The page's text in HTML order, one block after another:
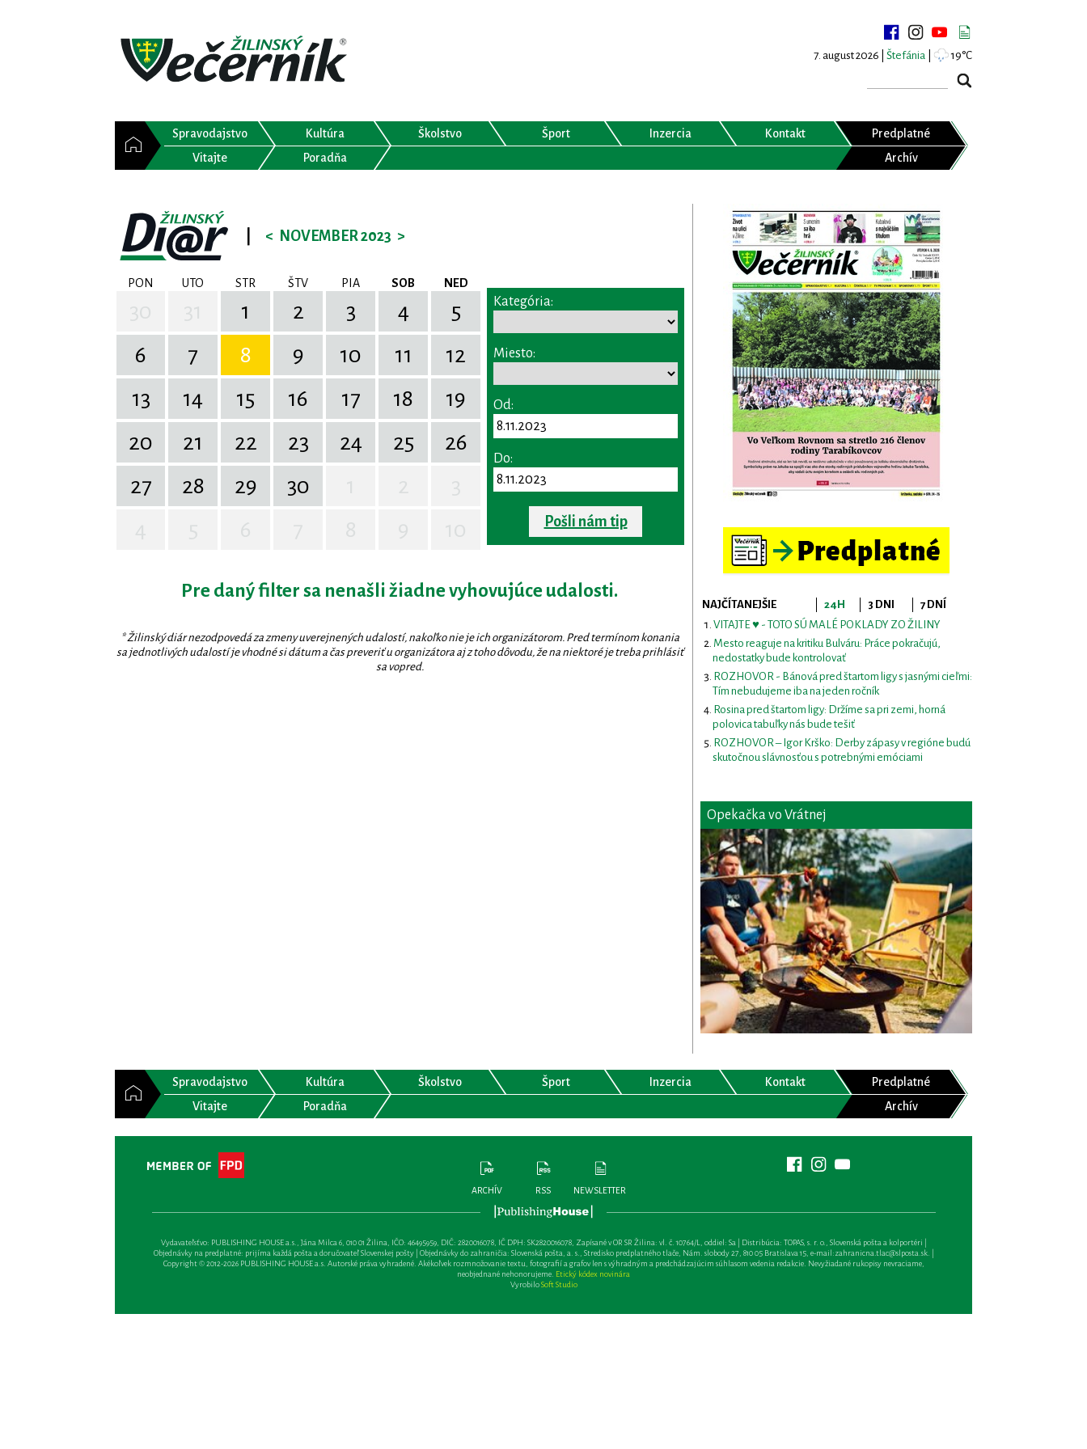
7. august 2026 | Štefánia 19°C
Spravodajstvo Kultúra Školstvo Šport Inzercia Kontakt
Predplatné
Vitajte
Poradňa Archív
< NOVEMBER 2023 >
PON UTO STR ŠTV PIA SOB NED
1 2 3 4
5
6
7 8 9 10 11
12
13
14 15 16 17 18
19
20
21 22 23 24 25
26
27
28 29 30
Kategória:
Miesto:
Od:
Do:
Pošli nám tip
Pre daný filter sa nenašli žiadne vyhovujúce udalosti.
* Žilinský diár nezodpovedá za zmeny uverejnených udalostí, nakoľko nie je ich organizátorom. Pred termínom konania
sa jednotlivých udalostí je vhodné si dátum a čas preveriť u organizátora aj z toho dôvodu, že na niektoré je treba prihlásiť
sa vopred.
NAJČÍTANEJŠIE 24H 3 DNI
7 DNÍ
VITAJTE ♥ - TOTO SÚ MALÉ POKLADY ZO ŽILINY
Mesto reaguje na kritiku Bulváru: Práce pokračujú,
nedostatky bude kontrolovať
ROZHOVOR - Bánová pred štartom ligy s jasnými cieľmi:
Tím nebudujeme iba na jeden ročník
Rosina pred štartom ligy: Držíme sa pri zemi, horná
polovica tabuľky nás bude tešiť
ROZHOVOR – Igor Krško: Derby zápasy v regióne budú
skutočnou slávnosťou s potrebnými emóciami
Opekačka vo Vrátnej
Spravodajstvo Kultúra Školstvo Šport Inzercia Kontakt
Predplatné
Vitajte
Poradňa Archív
ARCHÍV RSS NEWSLETTER
Vydavateľsťvo: PUBLISHING HOUSE a.s., Jána Milca 6, 010 01 Žilina, IČO: 46495959, DIČ: 2820016078, IČ DPH: SK2820016078, Zapísané v OR SR Žilina: vl. č. 10764/L, oddiel: Sa | Distribúcia: TOPAS, s. r. o., Slovenská pošta a kolportéri |
Objednávky na predplatné: prijíma každá pošta a doručovateľ Slovenskej pošty | Objednávky do zahraničia: Slovenská pošta, a. s., Stredisko predplatného tlače, Nám. slobody 27, 810 05 Bratislava 15, e-mail:zahranicna.tlac@slposta.sk. |
Copyright © 2012-2026 PUBLISHING HOUSE a.s. Autorské práva vyhradené. Akékoľvek rozmnožovanie textu, fotografií a grafov len s výhradným a predchádzajúcim súhlasom vedenia redakcie. Nevyžiadané rukopisy nevraciame,
neobjednané nehonorujeme. Etický kódex novinára
VyrobiloSoft Studio